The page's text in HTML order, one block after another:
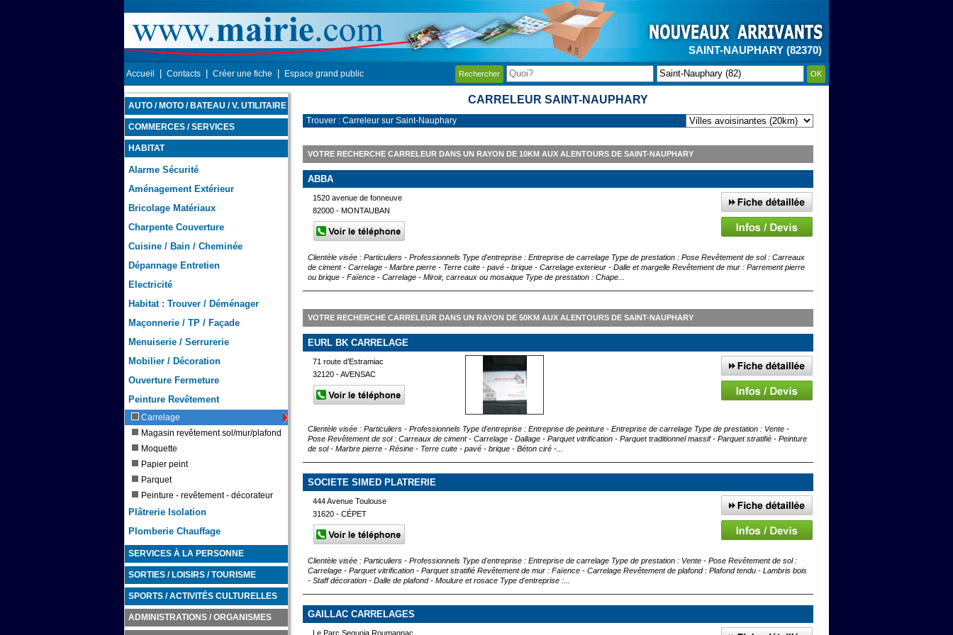
SAINT-NAUPHARY (82370)
Accueil Contacts Créer une fiche Espace grand public Rechercher OK
AUTO / MOTO / BATEAU / V. UTILITAIRE
COMMERCES / SERVICES
HABITAT
Alarme Sécurité
Aménagement Extérieur
Bricolage Matériaux
Charpente Couverture
Cuisine / Bain / Cheminée
Dépannage Entretien
Electricité
Habitat : Trouver / Déménager
Maçonnerie / TP / Façade
Menuiserie / Serrurerie
Mobilier / Décoration
Ouverture Fermeture
Peinture Revêtement
Carrelage
Magasin revêtement sol/mur/plafond
Moquette
Papier peint
Parquet
Peinture - revêtement - décorateur
Plâtrerie Isolation
Plomberie Chauffage
SERVICES À LA PERSONNE
SORTIES / LOISIRS / TOURISME
SPORTS / ACTIVITÉS CULTURELLES
ADMINISTRATIONS / ORGANISMES
CARRELEUR SAINT-NAUPHARY
Trouver : Carreleur sur Saint-Nauphary
VOTRE RECHERCHE CARRELEUR DANS UN RAYON DE 10KM AUX ALENTOURS DE SAINT-NAUPHARY
ABBA
1520 avenue de fonneuve
82000 - MONTAUBAN
Clientèle visée : Particuliers - Professionnels Type d'entreprise : Entreprise de carrelage Type de prestation : Pose Revêtement de sol : Carreaux
de ciment - Carrelage - Marbre pierre - Terre cuite - pavé - brique - Carrelage exterieur - Dalle et margelle Revêtement de mur : Parrement pierre
ou brique - Faïence - Carrelage - Miroir, carreaux ou mosaique Type de prestation : Chape...
VOTRE RECHERCHE CARRELEUR DANS UN RAYON DE 50KM AUX ALENTOURS DE SAINT-NAUPHARY
EURL BK CARRELAGE
71 route d’Estramiac
32120 - AVENSAC
Clientèle visée : Particuliers - Professionnels Type d'entreprise : Entreprise de peinture - Entreprise de carrelage Type de prestation : Vente -
Pose Revêtement de sol : Carreaux de ciment - Carrelage - Dallage - Parquet vitrification - Parquet traditionnel massif - Parquet stratifié - Peinture
de sol - Marbre pierre - Résine - Terre cuite - pavé - brique - Béton ciré -...
SOCIETE SIMED PLATRERIE
444 Avenue Toulouse
31620 - CÉPET
Clientèle visée : Particuliers - Professionnels Type d'entreprise : Entreprise de carrelage Type de prestation : Vente - Pose Revêtement de sol :
Carrelage - Parquet vitrification - Parquet stratifié Revêtement de mur : Faïence - Carrelage Revêtement de plafond : Plafond tendu - Lambris bois
- Staff décoration - Dalle de plafond - Moulure et rosace Type d'entreprise :...
GAILLAC CARRELAGES
Le Parc Sequoia Roumagnac